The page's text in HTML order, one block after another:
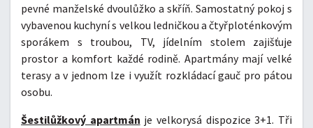
pevné manželské dvoulůžko a skříň. Samostatný pokoj s
vybavenou kuchyní s velkou ledničkou a čtyřploténkovým
sporákem s troubou, TV, jídelním stolem zajišťuje
prostor a komfort každé rodině. Apartmány mají velké
terasy a v jednom lze i využít rozkládací gauč pro pátou
osobu.
Šestilůžkový apartmán je velkorysá dispozice 3+1. Tři